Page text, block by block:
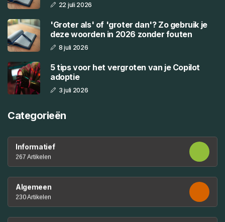
22 juli 2026
'Groter als' of 'groter dan'? Zo gebruik je
deze woorden in 2026 zonder fouten
8 juli 2026
5 tips voor het vergroten van je Copilot
adoptie
3 juli 2026
Categorieën
Informatief
267 Artikelen
Algemeen
230 Artikelen